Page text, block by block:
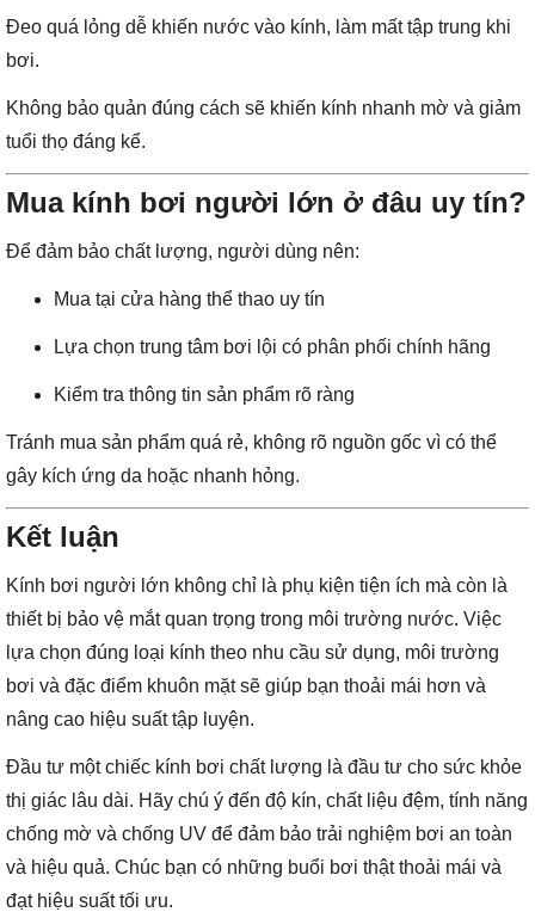
Đeo quá lỏng dễ khiến nước vào kính, làm mất tập trung khi
bơi.
Không bảo quản đúng cách sẽ khiến kính nhanh mờ và giảm
tuổi thọ đáng kể.
Mua kính bơi người lớn ở đâu uy tín?
Để đảm bảo chất lượng, người dùng nên:
Mua tại cửa hàng thể thao uy tín
Lựa chọn trung tâm bơi lội có phân phối chính hãng
Kiểm tra thông tin sản phẩm rõ ràng
Tránh mua sản phẩm quá rẻ, không rõ nguồn gốc vì có thể
gây kích ứng da hoặc nhanh hỏng.
Kết luận
Kính bơi người lớn không chỉ là phụ kiện tiện ích mà còn là
thiết bị bảo vệ mắt quan trọng trong môi trường nước. Việc
lựa chọn đúng loại kính theo nhu cầu sử dụng, môi trường
bơi và đặc điểm khuôn mặt sẽ giúp bạn thoải mái hơn và
nâng cao hiệu suất tập luyện.
Đầu tư một chiếc kính bơi chất lượng là đầu tư cho sức khỏe
thị giác lâu dài. Hãy chú ý đến độ kín, chất liệu đệm, tính năng
chống mờ và chống UV để đảm bảo trải nghiệm bơi an toàn
và hiệu quả. Chúc bạn có những buổi bơi thật thoải mái và
đạt hiệu suất tối ưu.